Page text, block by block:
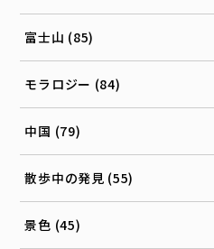
富士山 (85)
モラロジー (84)
中国 (79)
散歩中の発見 (55)
景色 (45)